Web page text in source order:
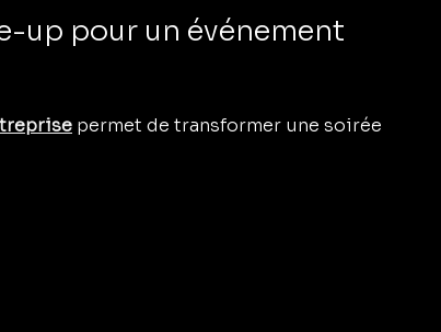
up pour un événement
permet de transformer une soirée